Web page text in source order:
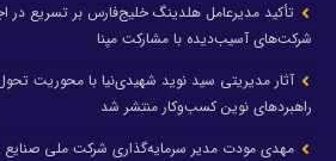
تأکید مدیرعامل هلدینگ خلیج‌فارس بر تسریع در
شرکت‌های آسیب‌دیده با مشارکت مپنا
آثار مدیریتی سید نوید شهیدی‌نیا با محوریت
راهبردهای نوین کسب‌وکار منتشر شد
مهدی مودت مدیر سرمایه‌گذاری شرکت ملی صنایع